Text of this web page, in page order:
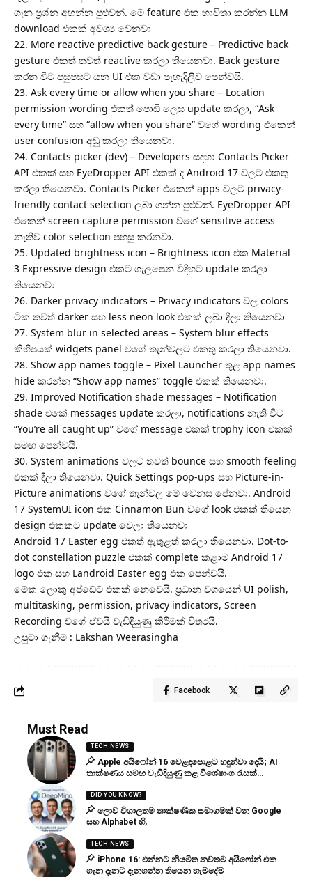
ගැන ප්‍රශ්න අහන්න පුළුවන්. මේ feature එක භාවිතා කරන්න LLM
download එකක් අවශ්‍ය වෙනවා
22. More reactive predictive back gesture – Predictive back
gesture එකත් තවත් reactive කරලා තියෙනවා. Back gesture
කරන විට පසුපසට යන UI එක වඩා පැහැදිලිව පෙන්වයි.
23. Ask every time or allow when you share – Location
permission wording එකත් පොඩි ලෙස update කරලා, “Ask
every time” සහ “allow when you share” වගේ wording එකෙන්
user confusion අඩු කරලා තියෙනවා.
24. Contacts picker (dev) – Developers සඳහා Contacts Picker
API එකක් සහ EyeDropper API එකක් ද Android 17 වලට එකතු
කරලා තියෙනවා. Contacts Picker එකෙන් apps වලට privacy-
friendly contact selection ලබා ගන්න පුළුවන්. EyeDropper API
එකෙන් screen capture permission වගේ sensitive access
නැතිව color selection පහසු කරනවා.
25. Updated brightness icon – Brightness icon එක Material
3 Expressive design එකට ගැලපෙන විදිහට update කරලා
තියෙනවා
26. Darker privacy indicators – Privacy indicators වල colors
ටික තවත් darker සහ less neon look එකක් ලබා දීලා තියෙනවා
27. System blur in selected areas – System blur effects
කිහිපයක් widgets panel වගේ තැන්වලට එකතු කරලා තියෙනවා.
28. Show app names toggle – Pixel Launcher තුළ app names
hide කරන්න “Show app names” toggle එකක් තියෙනවා.
29. Improved Notification shade messages – Notification
shade එකේ messages update කරලා, notifications නැති විට
“You’re all caught up” වගේ message එකක් trophy icon එකක්
සමඟ පෙන්වයි.
30. System animations වලට තවත් bounce සහ smooth feeling
එකක් දීලා තියෙනවා. Quick Settings pop-ups සහ Picture-in-
Picture animations වගේ තැන්වල මේ වෙනස පේනවා. Android
17 SystemUI icon එක Cinnamon Bun වගේ look එකක් තියෙන
design එකකට update වෙලා තියෙනවා
Android 17 Easter egg එකත් ඇතුළත් කරලා තියෙනවා. Dot-to-
dot constellation puzzle එකක් complete කළාම Android 17
logo එක සහ Landroid Easter egg එක පෙන්වයි.
මේක ලොකු අප්ඩේට් එකක් නෙවෙයි. ප්‍රධාන වශයෙන් UI polish,
multitasking, permission, privacy indicators, Screen
Recording වගේ ඒවයි වැඩිදියුණු කිරීමක් විතරයි.
උපුටා ගැනීම : Lakshan Weerasingha
Facebook
Must Read
TECH NEWS
Apple අයිෆෝන් 16 වෙළඳපොළට හඳුන්වා දෙයි; AI
තාක්ෂණය සමඟ වැඩිදියුණු කළ විශේෂාංග රැසක්…
DID YOU KNOW?
ලොව විශාලතම තාක්ෂණික සමාගමක් වන Google
සහ Alphabet හි,
TECH NEWS
iPhone 16: එන්නට නියමිත නවතම අයිෆෝන් එක
ගැන දැනට දැනගන්න තියෙන හැමදේම